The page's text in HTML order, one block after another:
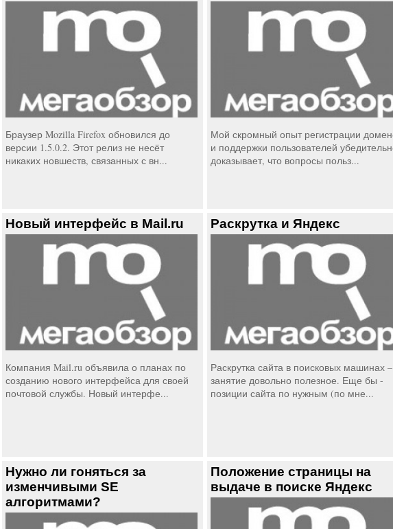
Браузер Mozilla Firefox обновился до
версии 1.5.0.2. Этот релиз не несёт
никаких новшеств, связанных с вн...
Мой скромный опыт регистрации
и поддержки пользователей
доказывает, что вопросы польз...
Новый интерфейс в Mail.ru
Компания Mail.ru объявила о планах по
созданию нового интерфейса для своей
почтовой службы. Новый интерфе...
Раскрутка и Яндекс
Раскрутка сайта в поисковых машинах –
занятие довольно полезное. Еще бы -
позиции сайта по нужным (по мне...
Нужно ли гоняться за
изменчивыми SE
алгоритмами?
Положение страницы на
выдаче в поиске Яндекс